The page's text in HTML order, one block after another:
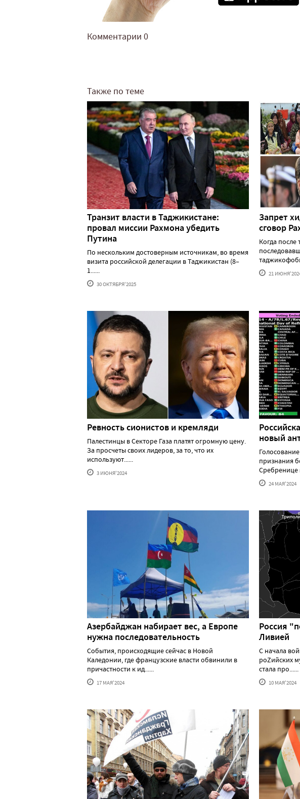
Комментарии 0
Также по теме
Транзит власти в Таджикистане:
провал миссии Рахмона убедить
Путина
По нескольким достоверным источникам, во время
визита российской делегации в Таджикистан (8–
1......
30 ОКТЯБРЯ'2025
Запрет
сговор
Когда после
21
Ревность сионистов и кремляди
Палестинцы в Секторе Газа платят огромную цену.
За просчеты своих лидеров, за то, что их
используют......
3 ИЮНЯ'2024
новый
признания
Сребренице
24 МАЯ'2024
Азербайджан набирает вес, а Европе
нужна последовательность
События, происходящие сейчас в Новой
Каледонии, где французские власти обвинили в
причастности к ид......
17 МАЯ'2024
Россия
Ливией
С начала
роZийских
стала про......
10 МАЯ'2024